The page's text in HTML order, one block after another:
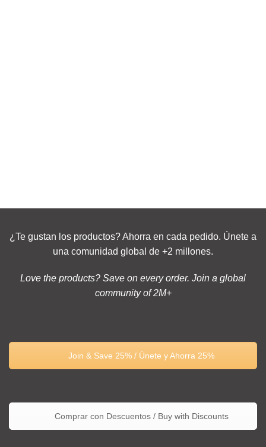
¿Te gustan los productos? Ahorra en cada pedido. Únete a
una comunidad global de +2 millones.
Love the products? Save on every order. Join a global
community of 2M+
Join & Save 25% / Únete y Ahorra 25%
Comprar con Descuentos / Buy with Discounts